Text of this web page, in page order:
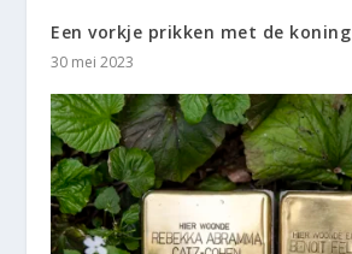
Een vorkje prikken met de koning
30 mei 2023